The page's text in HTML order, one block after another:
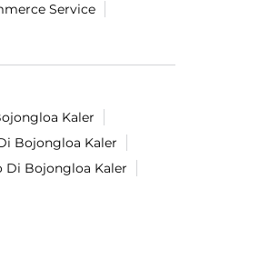
Service
Kaler
Bojongloa Kaler
Di Bojongloa Kaler